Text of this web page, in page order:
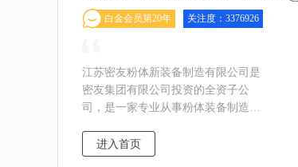
白金会员第20年 关注度：3376926
江苏密友粉体新装备制造有限公司是
密友集团有限公司投资的全资子公
司，是一家专业从事粉体装备制造的
企业，主营：气流粉碎机、超细多头
气流粉碎机、内衬陶瓷气流粉碎机、
进入首页